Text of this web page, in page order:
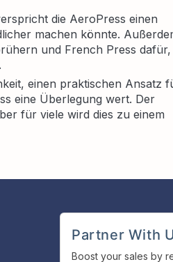
die AeroPress einen
machen könnte.
und French Press dafür,
einen praktischen Ansatz
eine Überlegung wert. Der
für viele wird dies zu einem
Partner With
Boost your sales by